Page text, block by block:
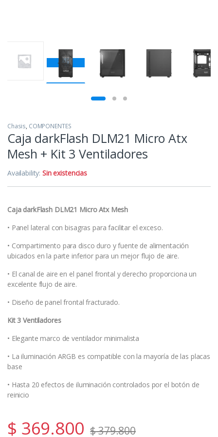
Chasis, COMPONENTES
Caja darkFlash DLM21 Micro Atx
Mesh + Kit 3 Ventiladores
Availability:Sin existencias
Caja darkFlash DLM21 Micro Atx Mesh
• Panel lateral con bisagras para facilitar el exceso.
• Compartimento para disco duro y fuente de alimentación
ubicados en la parte inferior para un mejor flujo de aire.
• El canal de aire en el panel frontal y derecho proporciona un
excelente flujo de aire.
• Diseño de panel frontal fracturado.
Kit 3 Ventiladores
• Elegante marco de ventilador minimalista
• La iluminación ARGB es compatible con la mayoría de las placas
base
• Hasta 20 efectos de iluminación controlados por el botón de
reinicio
$ 369.800 $379.800